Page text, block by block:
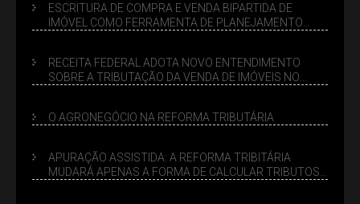
ESCRITURA DE COMPRA E VENDA BIPARTIDA DE
IMÓVEL COMO FERRAMENTA DE PLANEJAMENTO
RECEITA FEDERAL ADOTA NOVO ENTENDIMENTO
SOBRE A TRIBUTAÇÃO DA VENDA DE IMÓVEIS NO
O AGRONEGÓCIO NA REFORMA TRIBUTÁRIA
APURAÇÃO ASSISTIDA: A REFORMA TRIBITÁRIA
MUDARÁ APENAS A FORMA DE CALCULAR TRIBUTOS